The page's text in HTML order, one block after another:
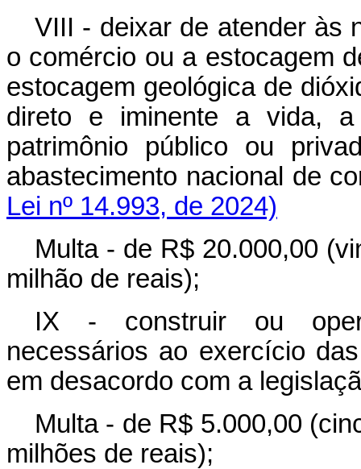
VIII - deixar de atender às
o comércio ou a estocagem
estocagem geológica de
direto e iminente a vida,
patrimônio público ou
abastecimento nacional
Lei nº 14.993, de 2024)
Multa - de R$ 20.000,00
milhão de reais);
IX - construir ou
necessários ao exercício
em desacordo com a
Multa - de R$ 5.000,00
milhões de reais);